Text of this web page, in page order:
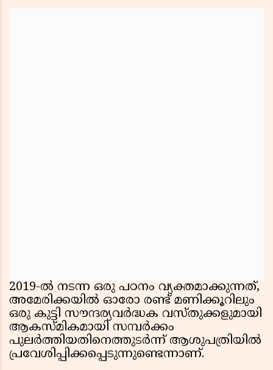
2019-ൽ നടന്ന ഒരു പഠനം വ്യക്തമാക്കുന്നത്,
അമേരിക്കയിൽ ഓരോ രണ്ട് മണിക്കൂറിലും
ഒരു കുട്ടി സൗന്ദര്യവർദ്ധക വസ്തുക്കളുമായി
ആകസ്മികമായി സമ്പർക്കം
പുലർത്തിയതിനെത്തുടർന്ന് ആശുപത്രിയിൽ
പ്രവേശിപ്പിക്കപ്പെടുന്നുണ്ടെന്നാണ്.